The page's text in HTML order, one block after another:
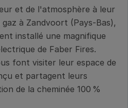
et de l'atmosphère à leur
à Zandvoort (Pays-Bas),
installé une magnifique
de Faber Fires.
font visiter leur espace de
et partagent leurs
de la cheminée 100 %